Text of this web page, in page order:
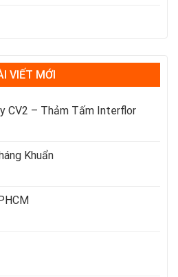
VIẾT MỚI
CV2 – Thảm Tấm Interflor
Khuẩn